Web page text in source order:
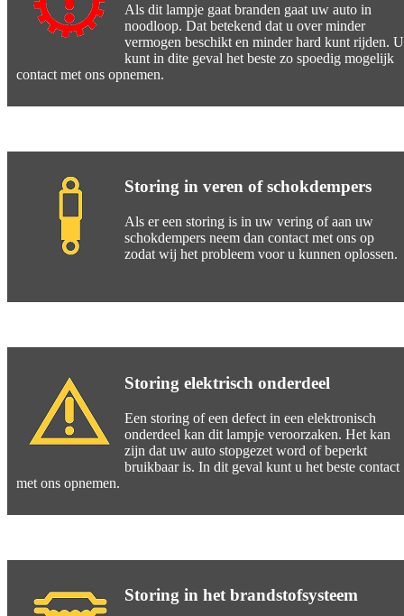
Als dit lampje gaat branden gaat uw auto in
noodloop. Dat betekend dat u over minder
vermogen beschikt en minder hard kunt rijden. U
kunt in dite geval het beste zo spoedig mogelijk
contact met ons opnemen.
Storing in veren of schokdempers
Als er een storing is in uw vering of aan uw
schokdempers neem dan contact met ons op
zodat wij het probleem voor u kunnen oplossen.
Storing elektrisch onderdeel
Een storing of een defect in een elektronisch
onderdeel kan dit lampje veroorzaken. Het kan
zijn dat uw auto stopgezet word of beperkt
bruikbaar is. In dit geval kunt u het beste contact
met ons opnemen.
Storing in het brandstofsysteem